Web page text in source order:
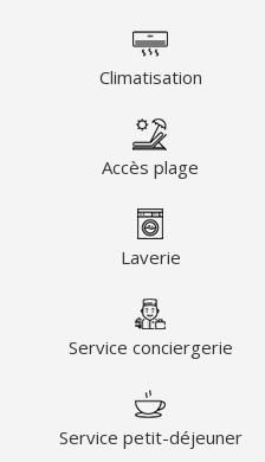
Climatisation
Accès plage
Laverie
Service conciergerie
Service petit-déjeuner